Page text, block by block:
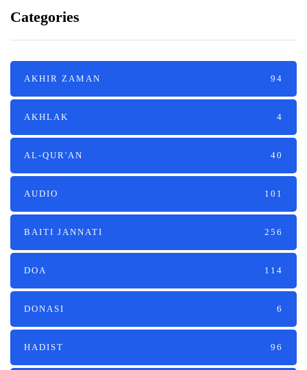
Categories
AKHIR ZAMAN 94
AKHLAK 4
AL-QUR'AN 40
AUDIO 101
BAITI JANNATI 256
DOA 114
DONASI 6
HADIST 96